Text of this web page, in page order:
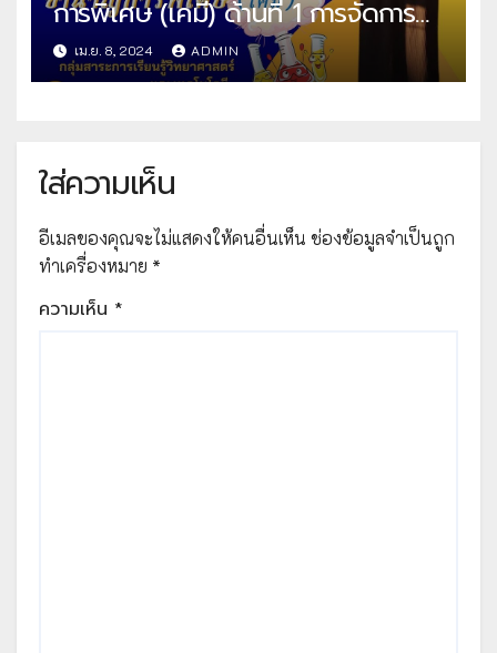
การพิเศษ (เคมี) ด้านที่ 1 การจัดการ
เรียนการสอน แผนการสอน คลิปวีดีโอ
สอน คลิปวีดีโอแรงบันดาลใจ ด้านที่ 2
เม.ย. 8, 2024 ADMIN
ใส่ความเห็น
อีเมลของคุณจะไม่แสดงให้คนอื่นเห็น ช่องข้อมูลจำเป็นถูก
ทำเครื่องหมาย *
ความเห็น *